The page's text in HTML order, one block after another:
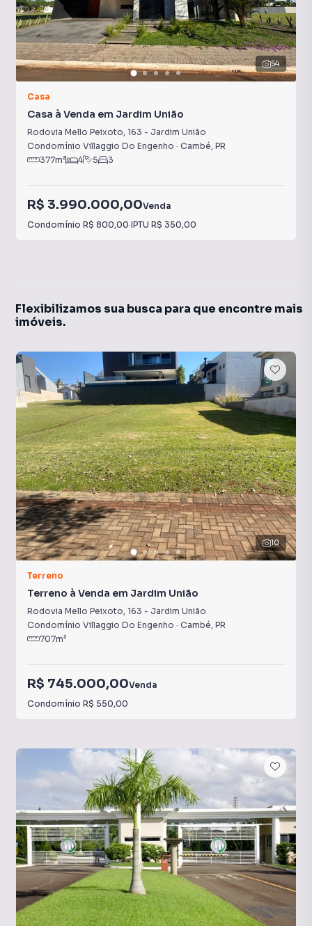
54
Casa
Casa à Venda em Jardim União
Rodovia Mello Peixoto, 163 - Jardim União
Condomínio Villaggio Do Engenho · Cambé, PR
377m² 4 5 3
R$ 3.990.000,00Venda
Condomínio R$ 800,00·IPTU R$ 350,00
Flexibilizamos sua busca para que encontre mais
imóveis.
10
Terreno
Terreno à Venda em Jardim União
Rodovia Mello Peixoto, 163 - Jardim União
Condomínio Villaggio Do Engenho · Cambé, PR
707m²
R$ 745.000,00Venda
Condomínio R$ 550,00